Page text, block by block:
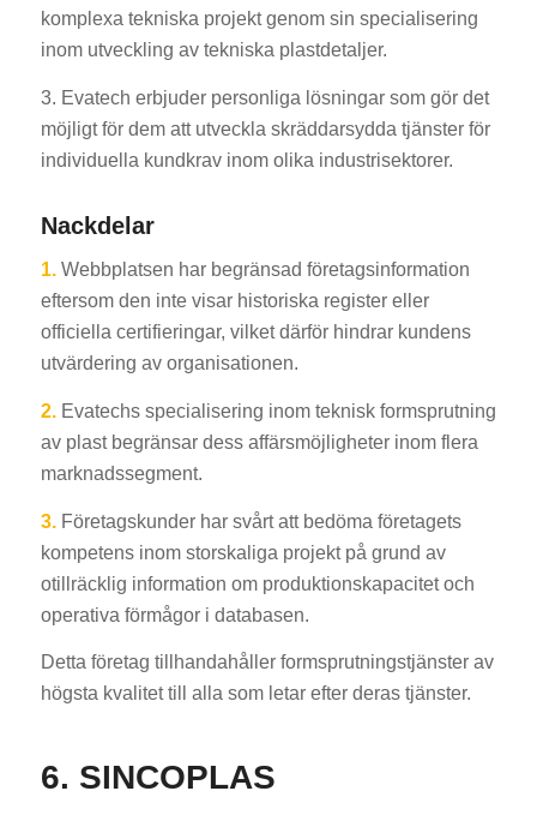
komplexa tekniska projekt genom sin specialisering
inom utveckling av tekniska plastdetaljer.
3. Evatech erbjuder personliga lösningar som gör det
möjligt för dem att utveckla skräddarsydda tjänster för
individuella kundkrav inom olika industrisektorer.
Nackdelar
1.Webbplatsen har begränsad företagsinformation
eftersom den inte visar historiska register eller
officiella certifieringar, vilket därför hindrar kundens
utvärdering av organisationen.
2.Evatechs specialisering inom teknisk formsprutning
av plast begränsar dess affärsmöjligheter inom flera
marknadssegment.
3.Företagskunder har svårt att bedöma företagets
kompetens inom storskaliga projekt på grund av
otillräcklig information om produktionskapacitet och
operativa förmågor i databasen.
Detta företag tillhandahåller formsprutningstjänster av
högsta kvalitet till alla som letar efter deras tjänster.
6. SINCOPLAS